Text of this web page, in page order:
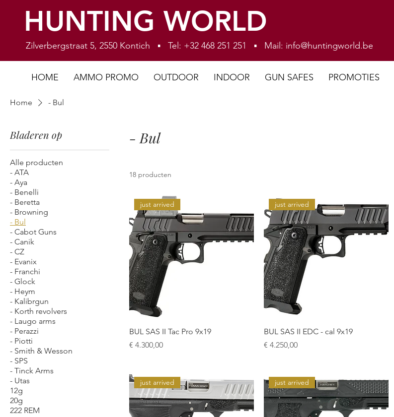
Zilverbergstraat 5, 2550 Kontich ▪ Tel: +32 468 251 251 ▪ Mail: info@huntingworld.be
HUNTING WORLD
HOME AMMO PROMO OUTDOOR INDOOR GUN SAFES PROMOTIES
Home - Bul
Bladeren op
Alle producten
- ATA
- Aya
- Benelli
- Beretta
- Browning
- Bul
- Cabot Guns
- Canik
- CZ
- Evanix
- Franchi
- Glock
- Heym
- Kalibrgun
- Korth revolvers
- Laugo arms
- Perazzi
- Piotti
- Smith & Wesson
- SPS
- Tinck Arms
- Utas
12g
20g
222 REM
- Bul
18 producten
just arrived
BUL SAS II Tac Pro 9x19
Prijs
€ 4.300,00
just arrived
BUL SAS II EDC - cal 9x19
Prijs
€ 4.250,00
just arrived just arrived